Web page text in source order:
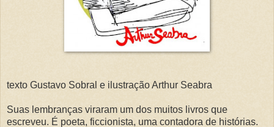
texto Gustavo Sobral e ilustração Arthur Seabra
Suas lembranças viraram um dos muitos livros que
escreveu. É poeta, ficcionista, uma contadora de histórias.